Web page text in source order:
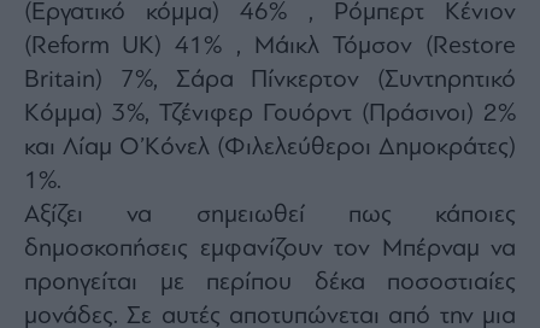
(Εργατικό κόμμα) 46% , Ρόμπερτ Κένιον
(Reform UK) 41% , Μάικλ Τόμσον (Restore
Britain) 7%, Σάρα Πίνκερτον (Συντηρητικό
Κόμμα) 3%, Τζένιφερ Γουόρντ (Πράσινοι) 2%
και Λίαμ Ο’Κόνελ (Φιλελεύθεροι Δημοκράτες)
1%.
Αξίζει να σημειωθεί πως κάποιες
δημοσκοπήσεις εμφανίζουν τον Μπέρναμ να
προηγείται με περίπου δέκα ποσοστιαίες
μονάδες. Σε αυτές αποτυπώνεται από την μια